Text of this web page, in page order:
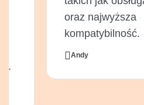
oraz najwyższa
kompatybilność.
Andy